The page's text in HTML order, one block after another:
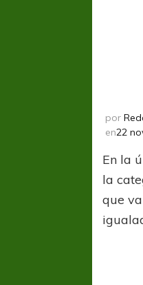
por
en22
En la
la
que